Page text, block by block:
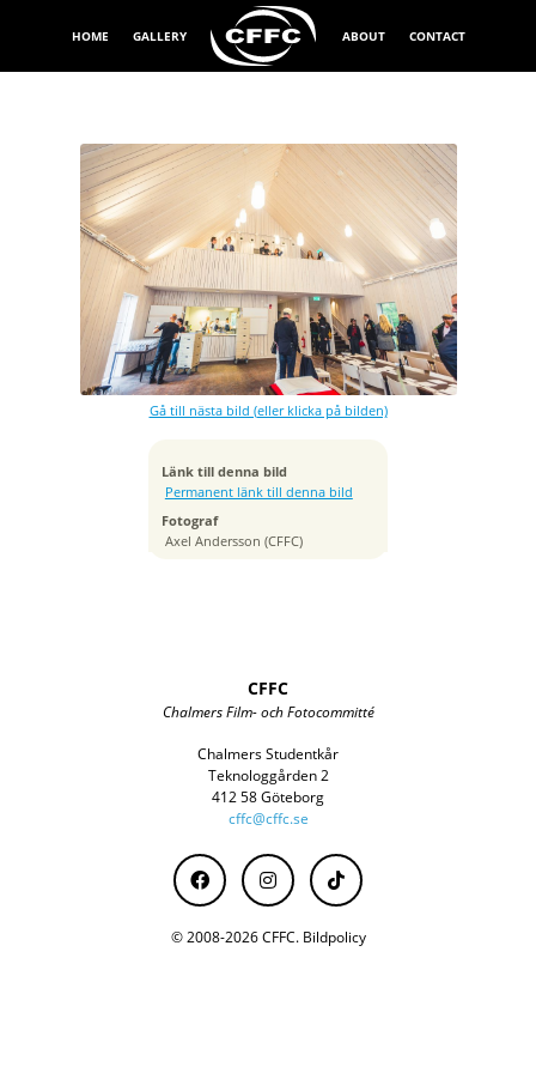
HOME GALLERY ABOUT CONTACT
Gå till nästa bild (eller klicka på bilden)
Länk till denna bild
Permanent länk till denna bild
Fotograf
Axel Andersson (CFFC)
Exponeringstid
1/80 sek
Bländare
f/2.8
Kamera
Canon EOS 5D Mark III
Tagen
ISO
500
Brännvidd
16 mm
CFFC
Chalmers Film- och Fotocommitté
Chalmers Studentkår
Teknologgården 2
412 58 Göteborg
cffc@cffc.se
© 2008-2026 CFFC. Bildpolicy